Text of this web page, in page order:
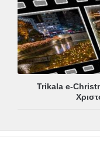
Trikala e-